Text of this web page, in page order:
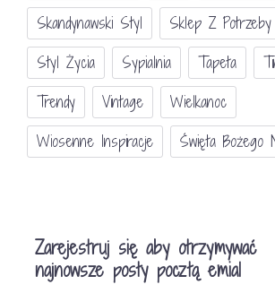
Skandynawski Styl
Sklep Z Potrzeby
Styl Życia
Sypialnia Tapeta
Trendy
Vintage
Wielkanoc
Wiosenne Inspiracje
Święta Bożego
Zarejestruj się aby otrzymywać
najnowsze posty pocztą emial